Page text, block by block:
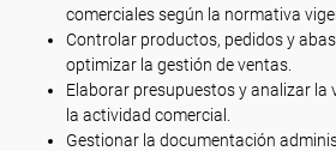
comerciales según la normativa
Controlar productos, pedidos y
optimizar la gestión de ventas.
Elaborar presupuestos y analizar la
la actividad comercial.
Gestionar la documentación